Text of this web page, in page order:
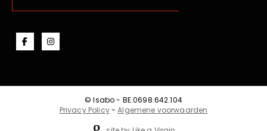
© Isabo - BE.0698.642.104
Privacy Policy-Algemene voorwaarden